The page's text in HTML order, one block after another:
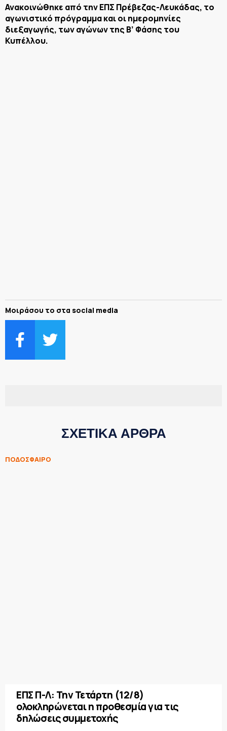
Ανακοινώθηκε από την ΕΠΣ Πρέβεζας-Λευκάδας, το
αγωνιστικό πρόγραμμα και οι ημερομηνίες
διεξαγωγής, των αγώνων της Β’ Φάσης του
Κυπέλλου.
Μοιράσου το στα social media
ΣΧΕΤΙΚΑ ΑΡΘΡΑ
ΠΟΔΟΣΦΑΙΡΟ
ΕΠΣ Π-Λ: Την Τετάρτη (12/8)
ολοκληρώνεται η προθεσμία για τις
δηλώσεις συμμετοχής